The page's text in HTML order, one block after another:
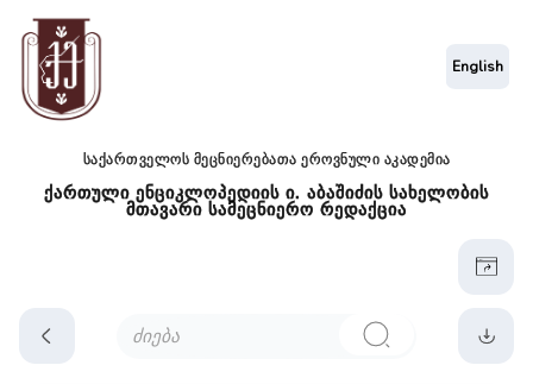
საქართველოს მეცნიერებათა ეროვნული აკადემია
ქართული ენციკლოპედიის ი. აბაშიძის სახელობის
მთავარი სამეცნიერო რედაქცია
English